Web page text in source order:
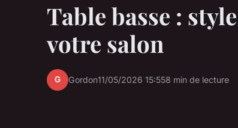
Table basse :
votre salon
G Gordon11/05/2026 15:558 min de lecture